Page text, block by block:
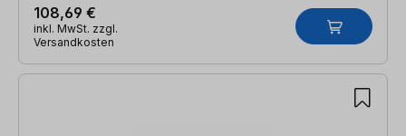
108,69 €
inkl. MwSt. zzgl.
Versandkosten